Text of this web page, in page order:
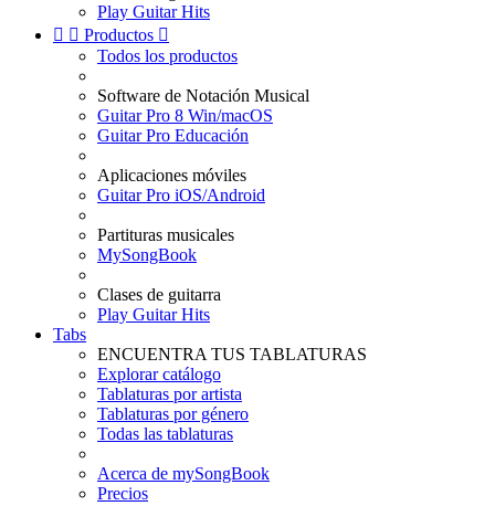
Play Guitar Hits
  Productos 
Todos los productos
Software de Notación Musical
Guitar Pro 8 Win/macOS
Guitar Pro Educación
Aplicaciones móviles
Guitar Pro iOS/Android
Partituras musicales
MySongBook
Clases de guitarra
Play Guitar Hits
Tabs
ENCUENTRA TUS TABLATURAS
Explorar catálogo
Tablaturas por artista
Tablaturas por género
Todas las tablaturas
Acerca de mySongBook
Precios